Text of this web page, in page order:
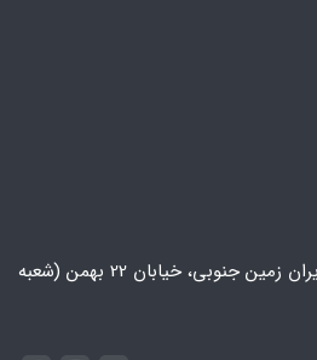
تهران، پونک، خیابان ایران زمین جنوبی، خیابان 22 بهمن (شعبه